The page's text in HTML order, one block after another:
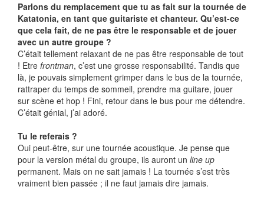
Parlons du remplacement que tu as fait sur la tournée de
Katatonia, en tant que guitariste et chanteur. Qu’est-ce
que cela fait, de ne pas être le responsable et de jouer
avec un autre groupe ?
C’était tellement relaxant de ne pas être responsable de tout
! Etre frontman, c’est une grosse responsabilité. Tandis que
là, je pouvais simplement grimper dans le bus de la tournée,
rattraper du temps de sommeil, prendre ma guitare, jouer
sur scène et hop ! Fini, retour dans le bus pour me détendre.
C’était génial, j’ai adoré.
Tu le referais ?
Oui peut-être, sur une tournée acoustique. Je pense que
pour la version métal du groupe, ils auront un line up
permanent. Mais on ne sait jamais ! La tournée s’est très
vraiment bien passée ; il ne faut jamais dire jamais.